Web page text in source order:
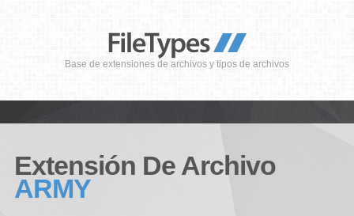
Base de extensiones de archivos y tipos de archivos
Extensión De Archivo
ARMY